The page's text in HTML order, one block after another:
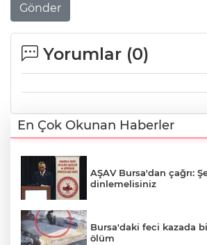
Gönder
Yorumlar (0)
En Çok Okunan Haberler
AŞAV Bursa'dan çağrı:
dinlemelisiniz
Bursa'daki feci kazada
ölüm